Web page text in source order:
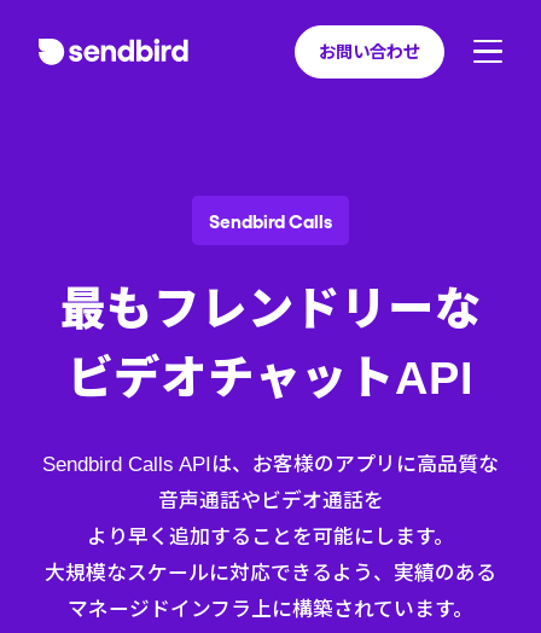
お問い合わせ
Sendbird Calls
最もフレンドリーな
ビデオチャットAPI
Sendbird Calls APIは、お客様のアプリに高品質な
音声通話やビデオ通話を
より早く追加することを可能にします。
大規模なスケールに対応できるよう、実績のある
マネージドインフラ上に構築されています。